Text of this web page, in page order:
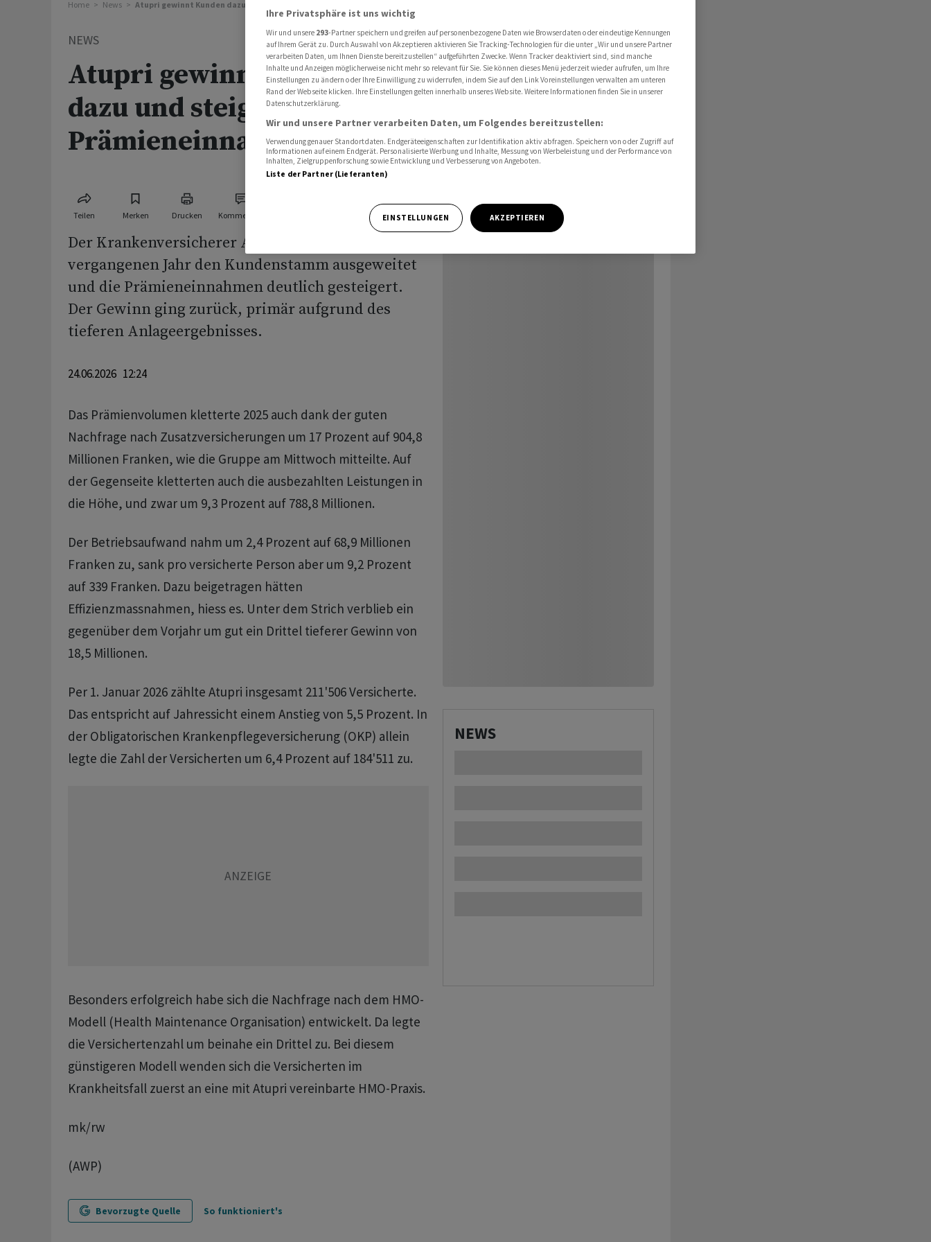
Home News Atupri gewinnt Kunden dazu und steigert die Prämieneinnahmen
NEWS
Atupri gewinnt Kunden
dazu und steigert die
Prämieneinnahmen
Teilen Merken Drucken Kommentare
Der Krankenversicherer Atupri hat im
vergangenen Jahr den Kundenstamm ausgeweitet
und die Prämieneinnahmen deutlich gesteigert.
Der Gewinn ging zurück, primär aufgrund des
tieferen Anlageergebnisses.
24.06.2026 12:24
Das Prämienvolumen kletterte 2025 auch dank der guten
Nachfrage nach Zusatzversicherungen um 17 Prozent auf 904,8
Millionen Franken, wie die Gruppe am Mittwoch mitteilte. Auf
der Gegenseite kletterten auch die ausbezahlten Leistungen in
die Höhe, und zwar um 9,3 Prozent auf 788,8 Millionen.
Der Betriebsaufwand nahm um 2,4 Prozent auf 68,9 Millionen
Franken zu, sank pro versicherte Person aber um 9,2 Prozent
auf 339 Franken. Dazu beigetragen hätten
Effizienzmassnahmen, hiess es. Unter dem Strich verblieb ein
gegenüber dem Vorjahr um gut ein Drittel tieferer Gewinn von
18,5 Millionen.
Per 1. Januar 2026 zählte Atupri insgesamt 211'506 Versicherte.
Das entspricht auf Jahressicht einem Anstieg von 5,5 Prozent. In
der Obligatorischen Krankenpflegeversicherung (OKP) allein
legte die Zahl der Versicherten um 6,4 Prozent auf 184'511 zu.
Besonders erfolgreich habe sich die Nachfrage nach dem HMO-
Modell (Health Maintenance Organisation) entwickelt. Da legte
die Versichertenzahl um beinahe ein Drittel zu. Bei diesem
günstigeren Modell wenden sich die Versicherten im
Krankheitsfall zuerst an eine mit Atupri vereinbarte HMO-Praxis.
mk/rw
(AWP)
Bevorzugte Quelle So funktioniert's
NEWS
Ihre Privatsphäre ist uns wichtig
Wir und unsere 293-Partner speichern und greifen auf personenbezogene Daten wie Browserdaten oder eindeutige Kennungen
auf Ihrem Gerät zu. Durch Auswahl von Akzeptieren aktivieren Sie Tracking-Technologien für die unter „Wir und unsere Partner
verarbeiten Daten, um Ihnen Dienste bereitzustellen“ aufgeführten Zwecke. Wenn Tracker deaktiviert sind, sind manche
Inhalte und Anzeigen möglicherweise nicht mehr so relevant für Sie. Sie können dieses Menü jederzeit wieder aufrufen, um Ihre
Einstellungen zu ändern oder Ihre Einwilligung zu widerrufen, indem Sie auf den Link Voreinstellungen verwalten am unteren
Rand der Webseite klicken. Ihre Einstellungen gelten innerhalb unseres Website. Weitere Informationen finden Sie in unserer
Datenschutzerklärung.
Wir und unsere Partner verarbeiten Daten, um Folgendes bereitzustellen:
Verwendung genauer Standortdaten. Endgeräteeigenschaften zur Identifikation aktiv abfragen. Speichern von oder Zugriff auf
Informationen auf einem Endgerät. Personalisierte Werbung und Inhalte, Messung von Werbeleistung und der Performance von
Inhalten, Zielgruppenforschung sowie Entwicklung und Verbesserung von Angeboten.
Liste der Partner (Lieferanten)
EINSTELLUNGEN AKZEPTIEREN